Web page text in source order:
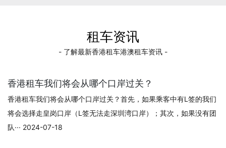
租车资讯
- 了解最新香港租车港澳租车资讯 -
香港租车我们将会从哪个口岸过关？
香港租车我们将会从哪个口岸过关？首先，如果乘客中有L签的我们
将会选择走皇岗口岸（L签无法走深圳湾口岸）；其次，如果没有团
队··· 2024-07-18